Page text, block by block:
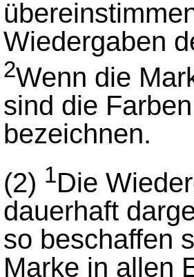
Wiedergaben
2Wenn die
sind die
bezeichnen.
(2) 1Die
dauerhaft
so beschaffen
Marke in allen